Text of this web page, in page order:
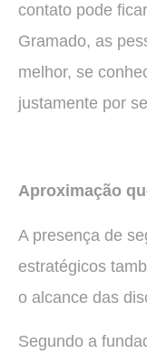
contato pode
Gramado, as
melhor, se
justamente por
Aproximação
A presença de
estratégicos
o alcance das
Segundo a